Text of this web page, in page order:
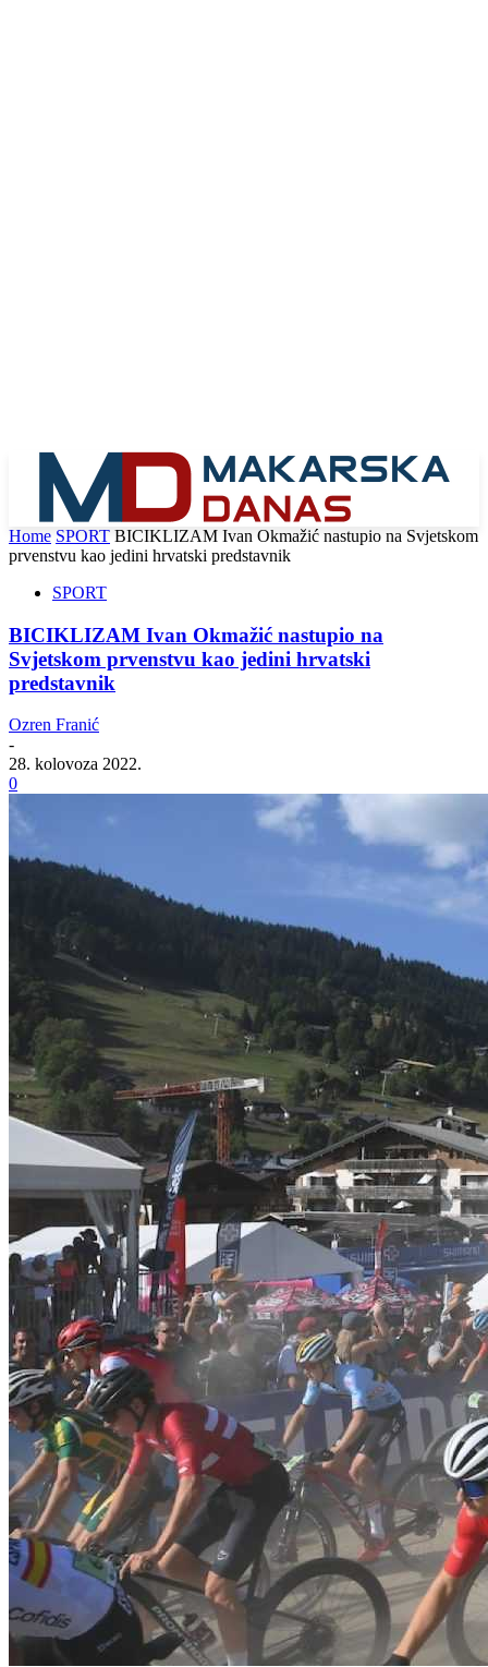
Home SPORT BICIKLIZAM Ivan Okmažić nastupio na Svjetskom
prvenstvu kao jedini hrvatski predstavnik
SPORT
BICIKLIZAM Ivan Okmažić nastupio na
Svjetskom prvenstvu kao jedini hrvatski
predstavnik
Ozren Franić
-
28. kolovoza 2022.
0